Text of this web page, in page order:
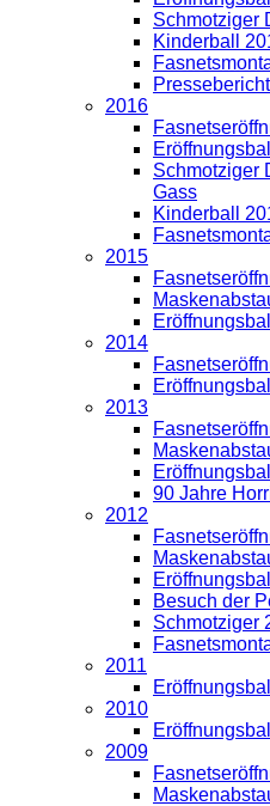
Schmotziger
Kinderball
2016
Schmotziger
Gass
Kinderball
2015
2014
2013
90 Jahre
2012
Besuch der
Schmotziger
2011
2010
2009